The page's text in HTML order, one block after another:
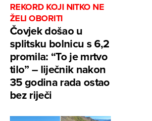
REKORD KOJI NITKO NE
ŽELI OBORITI
Čovjek došao u
splitsku bolnicu s 6,2
promila: “To je mrtvo
tilo” – liječnik nakon
35 godina rada ostao
bez riječi